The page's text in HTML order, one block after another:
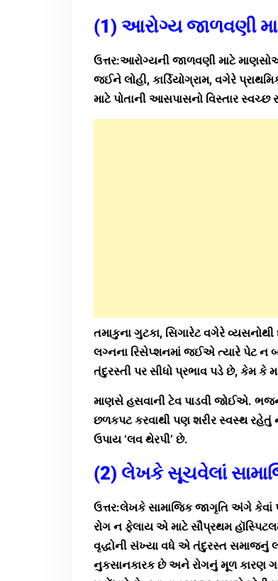
(1) આરોગ્ય જાળવણી
ઉત્તર:આરોગ્યની જાળવણી માટે
જઈને લોહી, કાર્ડિયોગ્રામ, વગેરે
માટે પોતાની આસપાસનો વિસ્તાર સ્વચ્છ
તમાકુના ગુટકા, સિગારેટ વગેરે
લગ્નના રિસેપ્શનમાં જઈએ ત્યારે પેટ ન
તંદુરસ્તી પર સીધો પ્રભાવ પડે છે, કેમ કે
માણસે હસવાની ટેવ પાડવી જોઈએ.
છળકપટ કરવાથી પણ શરીર સ્વસ્થ
ઉપાય ‘લવ થેરપી’ છે.
(2) લેખકે સૂચવેલાં
ઉત્તર:લેખકે સામાજિક જાગૃતિ અંગે કેવાં
રોગ ન ફેલાય એ માટે સૌપ્રથમ
વૃદ્ધોની સંખ્યા વધે એ તંદુરસ્ત સમાજનું
નુકસાનકારક છે અને રોગનું મૂળ કારણ